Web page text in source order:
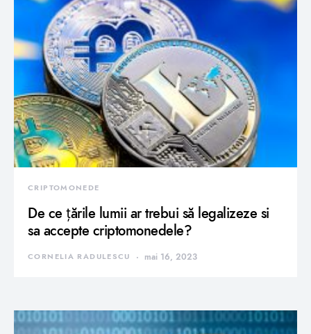
CRIPTOMONEDE
De ce țările lumii ar trebui să legalizeze si
sa accepte criptomonedele?
CORNELIA RADULESCU mai 16, 2023